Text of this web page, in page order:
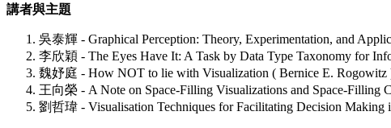
講者與主題
吳泰輝 - ​Graphical Perception: Theory, Experimentation, and
李欣穎 - The Eyes Have It: A Task by Data Type Taxonomy for
魏妤庭 - How NOT to lie with Visualization ( Bernice E. Rogowitz
王向榮 - A Note on Space-Filling Visualizations and Space-Filling
劉哲瑋 - Visualisation Techniques for Facilitating Decision